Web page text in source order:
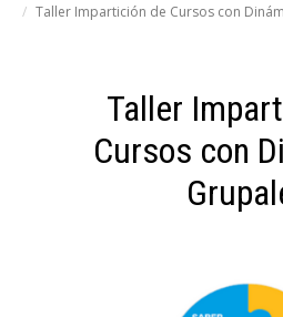
Taller Impartición de Cursos con
Taller
Cursos con